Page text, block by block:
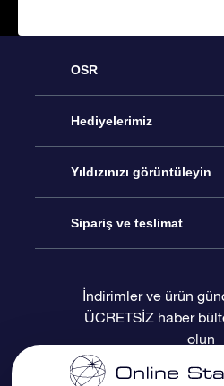
OSR
Hizmet
İletişim
Blogu
Değerlendirmeler
Hediyelerimiz
Çevrimiçi Yıldız Hediyesi
OSR Hediye Paketi
OSR Hediye Kartı
Kurumsal hediyeler
Yıldızınızı görüntüleyin
Star Register
Kişiselleştirilmiş Yıldız
Bir Milyon Yıldız
Sipariş ve teslimat
Ödeme bilgileri
Sevkiyat bilgileri
İndirimler ve ürün
ÜCRETSİZ haber
olun